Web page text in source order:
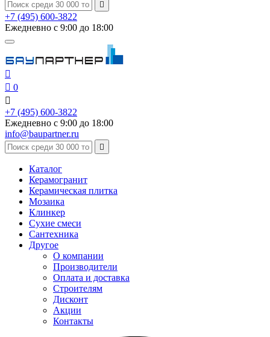

+7 (495) 600-3822
Ежедневно с 9:00 до 18:00

 0

+7 (495) 600-3822
Ежедневно с 9:00 до 18:00
info@baupartner.ru

Каталог
Керамогранит
Керамическая плитка
Мозаика
Клинкер
Сухие смеси
Сантехника
Другое
О компании
Производители
Оплата и доставка
Строителям
Дисконт
Акции
Контакты